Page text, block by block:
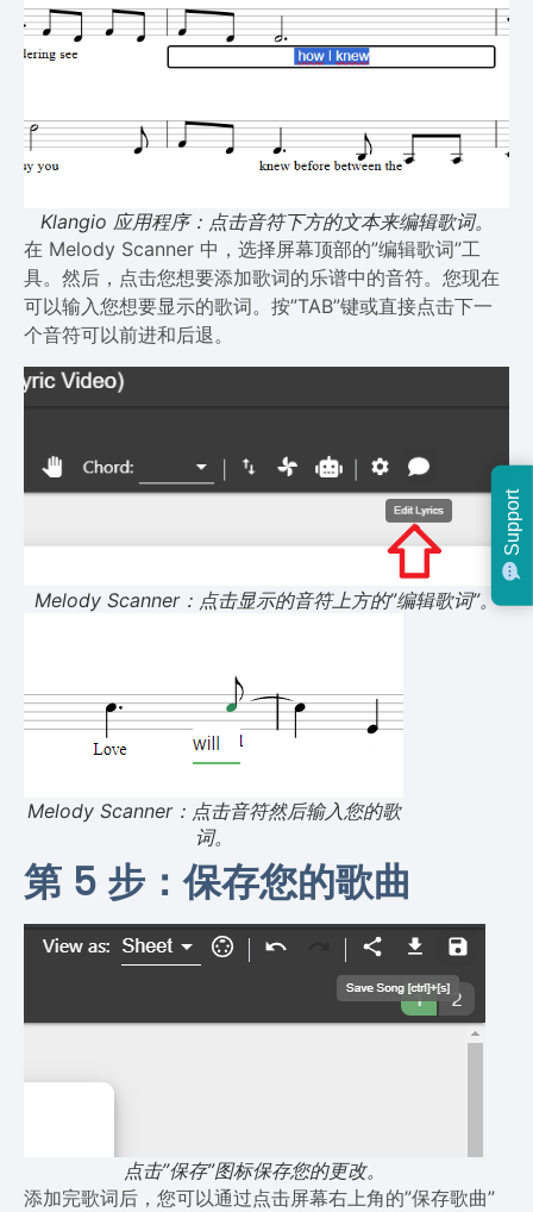
Klangio 应用程序：点击音符下方的文本来编辑歌词。
在 Melody Scanner 中，选择屏幕顶部的”编辑歌词”工
具。然后，点击您想要添加歌词的乐谱中的音符。您现在
可以输入您想要显示的歌词。按”TAB”键或直接点击下一
个音符可以前进和后退。
Melody Scanner：点击显示的音符上方的”编辑歌词”。
Melody Scanner：点击音符然后输入您的歌
词。
第 5 步：保存您的歌曲
点击”保存”图标保存您的更改。
添加完歌词后，您可以通过点击屏幕右上角的”保存歌曲”
Support